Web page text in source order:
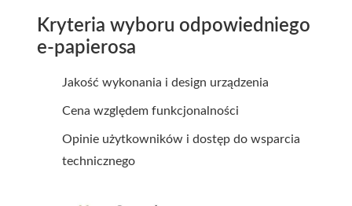
Kryteria wyboru odpowiedniego
e-papierosa
Jakość wykonania i design urządzenia
Cena względem funkcjonalności
Opinie użytkowników i dostęp do wsparcia
technicznego